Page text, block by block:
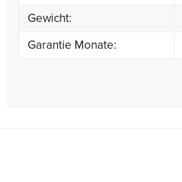
Gewicht:
Garantie Monate: